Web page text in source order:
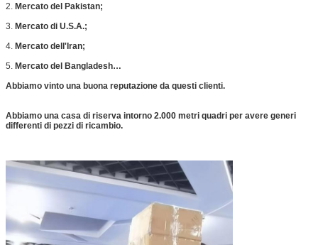
2. Mercato del Pakistan;
3. Mercato di U.S.A.;
4. Mercato dell'Iran;
5. Mercato del Bangladesh…
Abbiamo vinto una buona reputazione da questi clienti.
Abbiamo una casa di riserva intorno 2.000 metri quadri per avere generi
differenti di pezzi di ricambio.